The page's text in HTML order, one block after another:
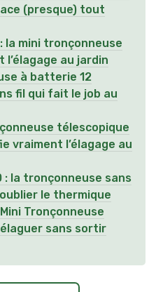
(presque) tout
la mini tronçonneuse
l’élagage au jardin
à batterie 12
fil qui fait le job au
télescopique
vraiment l’élagage au
: la tronçonneuse sans
le thermique
Tronçonneuse
sans sortir